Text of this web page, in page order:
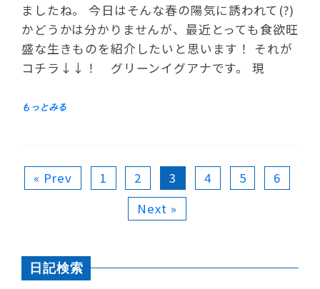
ましたね。 今日はそんな春の陽気に誘われて(?)
かどうかは分かりませんが、最近とっても食欲旺
盛な生きものを紹介したいと思います！ それが
コチラ↓↓！ グリーンイグアナです。 現
« Prev 1 2 3 4 5
6
Next »
日記検索